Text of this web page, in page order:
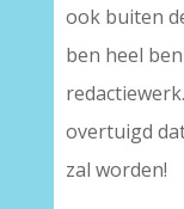
ook buiten
ben heel
overtuigd
zal worden!